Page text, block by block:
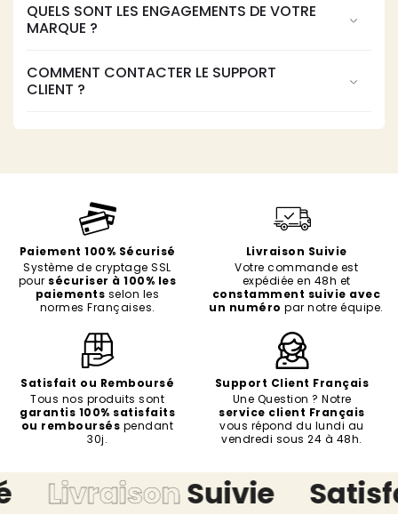
QUELS SONT LES ENGAGEMENTS DE VOTRE
MARQUE ?
COMMENT CONTACTER LE SUPPORT
CLIENT ?
Paiement 100% Sécurisé
Système de cryptage SSL
pour sécuriser à 100% les
paiements selon les
normes Françaises.
Livraison Suivie
Votre commande est
expédiée en 48h et
constamment suivie avec
un numéro par notre équipe.
Satisfait ou Remboursé
Tous nos produits sont
garantis 100% satisfaits
ou remboursés pendant
30j.
Support Client Français
Une Question ? Notre
service client Français
vous répond du lundi au
vendredi sous 24 à 48h.
LivraisonSuivie Satisfait